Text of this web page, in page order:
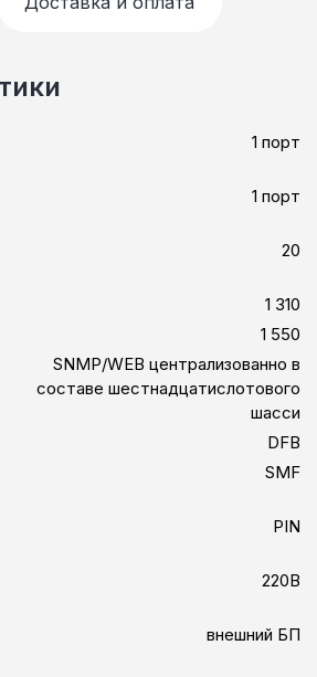
1 порт
1 порт
20
1 310
1 550
SNMP/WEB централизованно в
составе шестнадцатислотового
шасси
DFB
SMF
PIN
220В
внешний БП